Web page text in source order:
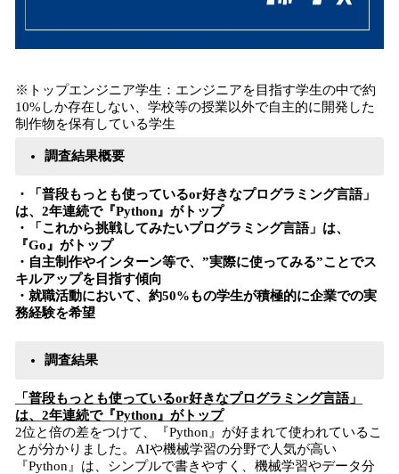
※トップエンジニア学生：エンジニアを目指す学生の中で約
10%しか存在しない、学校等の授業以外で自主的に開発した
制作物を保有している学生
調査結果概要
・「普段もっとも使っているor好きなプログラミング言語」
は、2年連続で『Python』がトップ
・「これから挑戦してみたいプログラミング言語」は、
『Go』がトップ
・自主制作やインターン等で、”実際に使ってみる”ことでス
キルアップを目指す傾向
・就職活動において、約50%もの学生が積極的に企業での実
務経験を希望
調査結果
「普段もっとも使っているor好きなプログラミング言語」
は、2年連続で『Python』がトップ
2位と倍の差をつけて、『Python』が好まれて使われているこ
とが分かりました。AIや機械学習の分野で人気が高い
『Python』は、シンプルで書きやすく、機械学習やデータ分